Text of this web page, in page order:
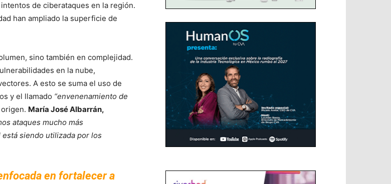
de ciberataques en la región.
han ampliado la superficie de
sino también en complejidad.
en la nube,
A esto se suma el uso de
y el llamado “envenenamiento de
María José Albarrán,
ataques mucho más
siendo utilizada por los
en fortalecer a